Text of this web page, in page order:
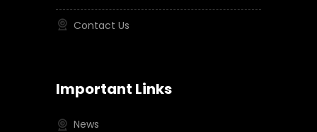
Contact Us
Important Links
News